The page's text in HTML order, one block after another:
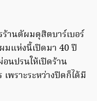
านตัผมดุสิตบาร์เบอร์
มแห่งนี้เปิดมา 40 ปี
นปรนให้เปิดร้าน
พราะระหว่างปิดก็ได้มี